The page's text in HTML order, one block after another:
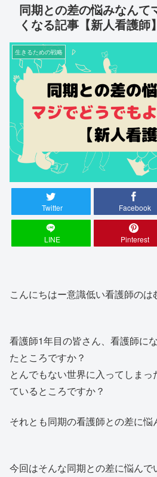
同期との差の悩みなんて
くなる記事【新人看護師】
生きるための戦略
Twitter Facebook
LINE Pinterest
こんにちはー意識低い看護師のは
看護師1年目の皆さん、看護師に
たところですか？
とんでもない世界に入ってしま
ているところですか？
それとも同期の看護師との差に悩
今回はそんな同期との差に悩ん